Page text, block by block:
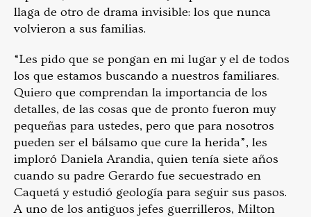
llaga de otro de drama invisible: los que nunca
volvieron a sus familias.
“Les pido que se pongan en mi lugar y el de todos
los que estamos buscando a nuestros familiares.
Quiero que comprendan la importancia de los
detalles, de las cosas que de pronto fueron muy
pequeñas para ustedes, pero que para nosotros
pueden ser el bálsamo que cure la herida”, les
imploró Daniela Arandia, quien tenía siete años
cuando su padre Gerardo fue secuestrado en
Caquetá y estudió geología para seguir sus pasos.
A uno de los antiguos jefes guerrilleros, Milton